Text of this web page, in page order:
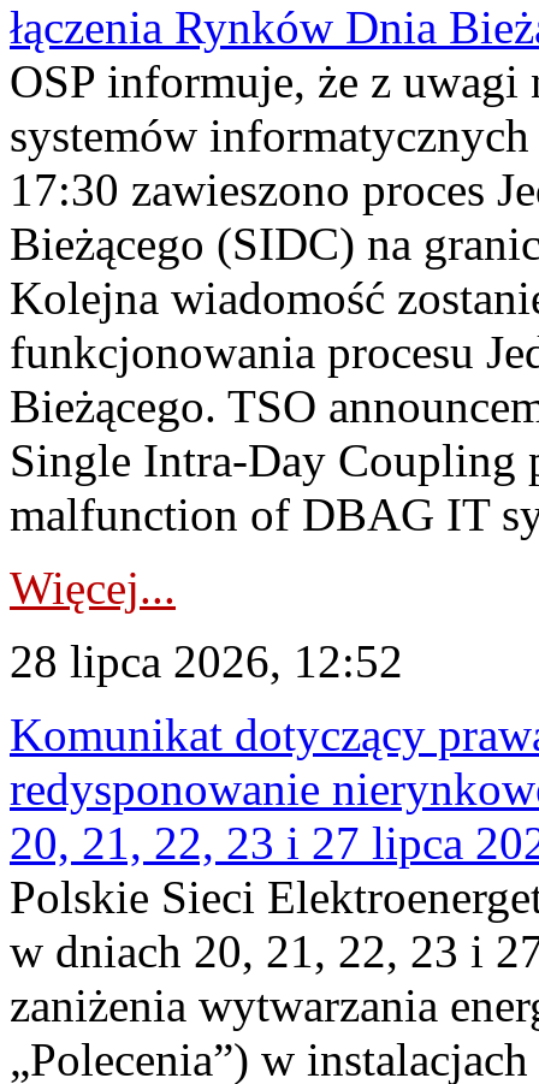
łączenia Rynków Dnia
OSP informuje, że z uwagi
systemów
17:30 zawieszono proces
Bieżącego (SIDC) na
Kolejna wiadomość
funkcjonowania procesu
Bieżącego. TSO
Single Intra-Day Coupling
malfunction of DBAG IT
Więcej...
28 lipca 2026, 12:52
Komunikat dotyczący
redysponowanie
20, 21, 22, 23 i 27 lipca
Polskie Sieci
w dniach 20, 21, 22, 23 i
zaniżenia wytwarzania
„Polecenia”) w